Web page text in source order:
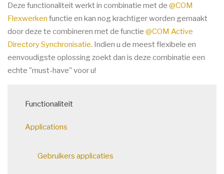
Deze functionaliteit werkt in combinatie met de @COM
Flexwerken functie en kan nog krachtiger worden gemaakt
door deze te combineren met de functie @COM Active
Directory Synchronisatie. Indien u de meest flexibele en
eenvoudigste oplossing zoekt dan is deze combinatie een
echte "must-have" voor u!
navigation
Functionaliteit
Applications
Gebruikers applicaties